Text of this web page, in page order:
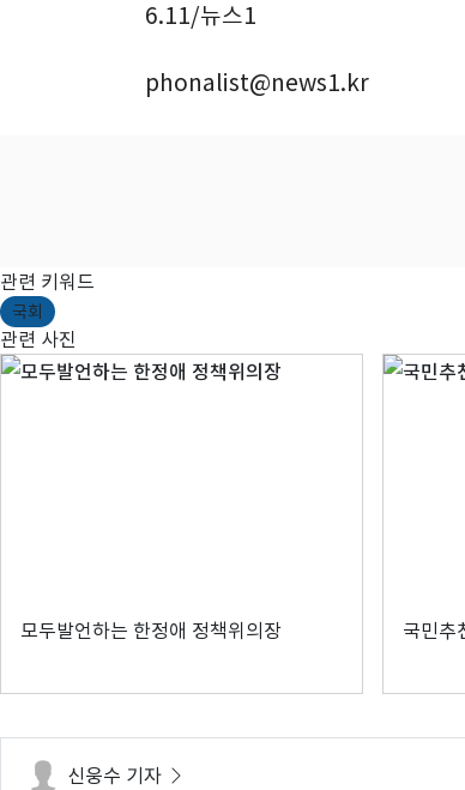
6.11/뉴스1
phonalist@news1.kr
관련 키워드
국회
관련 사진
모두발언하는 한정애 정책위의장 국민추
신웅수 기자